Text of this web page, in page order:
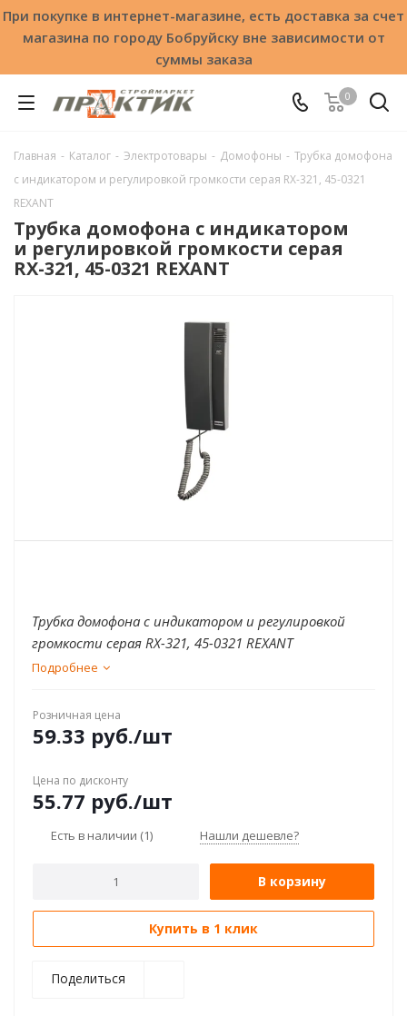
При покупке в интернет-магазине, есть доставка за счет
магазина по городу Бобруйску вне зависимости от
суммы заказа
0
Главная - Каталог - Электротовары - Домофоны - Трубка домофона
с индикатором и регулировкой громкости серая RX-321, 45-0321
REXANT
Трубка домофона с индикатором
и регулировкой громкости серая
RX-321, 45-0321 REXANT
Трубка домофона с индикатором и регулировкой
громкости серая RX-321, 45-0321 REXANT
Подробнее
Розничная цена
59.33 руб./шт
Цена по дисконту
55.77 руб./шт
Есть в наличии (1) Нашли дешевле?
В корзину
Купить в 1 клик
Поделиться